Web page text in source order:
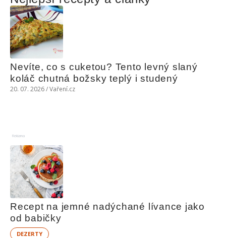
Nevíte, co s cuketou? Tento levný slaný
koláč chutná božsky teplý i studený
20. 07. 2026 / Vaření.cz
Reklama
Recept na jemné nadýchané lívance jako
od babičky
DEZERTY